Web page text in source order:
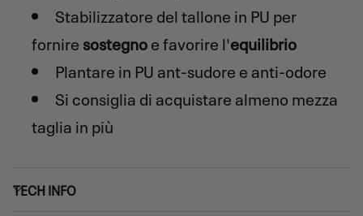
Stabilizzatore del tallone in PU per
fornire sostegnoe favorire l'equilibrio
Plantare in PU ant-sudore e anti-odore
Si consiglia di acquistare almeno mezza
taglia in più
TECH INFO